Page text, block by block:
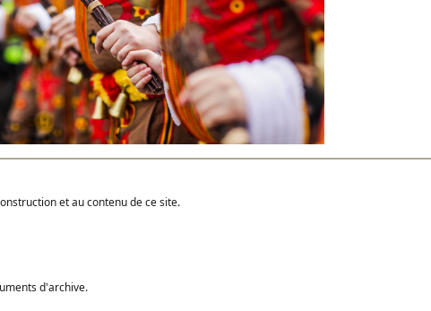
et au contenu de ce site.
d'archive.